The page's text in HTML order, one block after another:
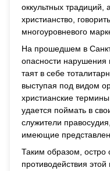
оккультных
христианство,
многоуровневого
На прошедшем в
опасности нарушения
таят в себе
выступая под видом
христианские
удается поймать в
служители
имеющие
Таким образом,
противодействия